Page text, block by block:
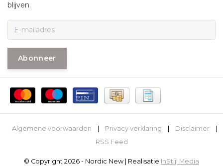
blijven.
Abonneer
Algemene voorwaarden Privacy verklaring Disclaimer
RSS Feed
© Copyright 2026 - Nordic New | Realisatie InStijl Media